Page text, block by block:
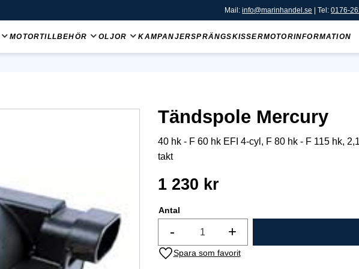
Mail:info@marinhandel.se | Tel:0176-
MOTORTILLBEHÖR OLJOR KAMPANJERSPRÄNGSKISSERMOTORINFORMATION
Tändspole Mercury
40 hk - F 60 hk EFI 4-cyl, F 80 hk - F 115 hk,
takt
1 230 kr
Antal
+
-
Lägg till i favoriter